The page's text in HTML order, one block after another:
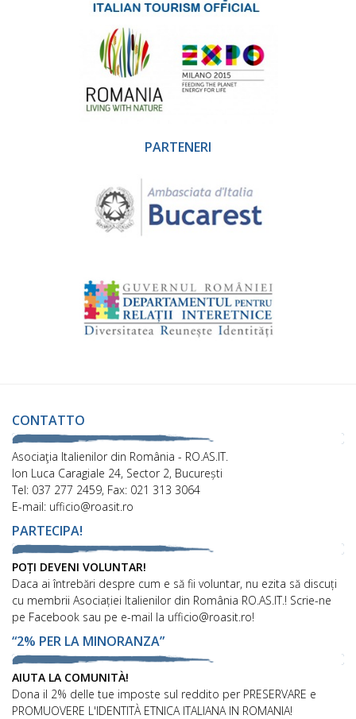
PARTENERI
CONTATTO
Asociaţia Italienilor din România - RO.AS.IT.
Ion Luca Caragiale 24, Sector 2, București
Tel: 037 277 2459, Fax: 021 313 3064
E-mail: ufficio@roasit.ro
PARTECIPA!
POȚI DEVENI VOLUNTAR!
Daca ai întrebări despre cum e să fii voluntar, nu ezita să discuți
cu membrii Asociației Italienilor din România RO.AS.IT.! Scrie-ne
pe Facebook sau pe e-mail la ufficio@roasit.ro!
“2% PER LA MINORANZA”
AIUTA LA COMUNITÀ!
Dona il 2% delle tue imposte sul reddito per PRESERVARE e
PROMUOVERE L'IDENTITÀ ETNICA ITALIANA IN ROMANIA!